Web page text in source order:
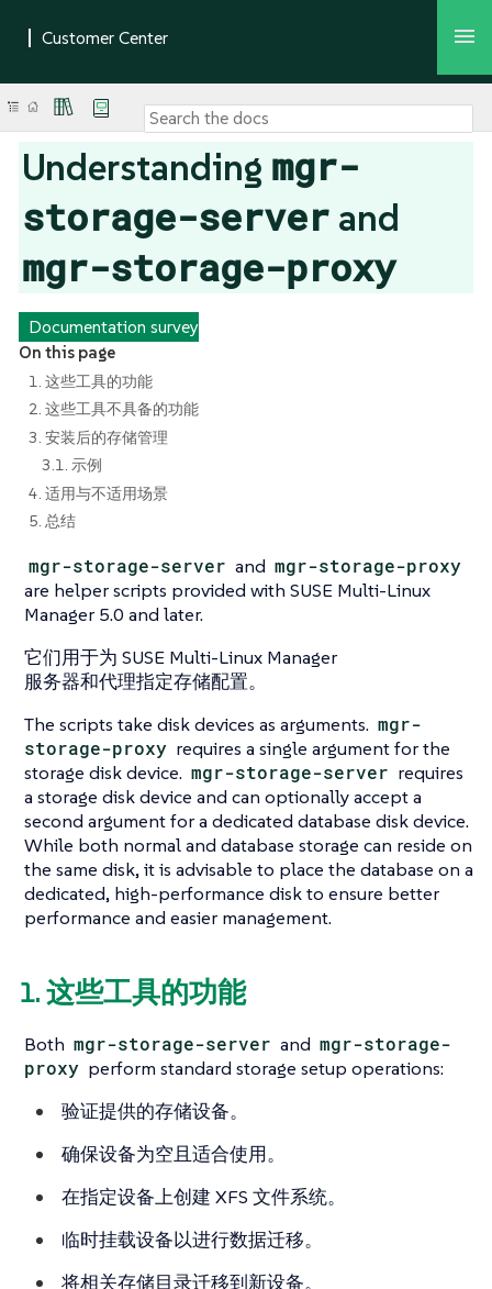
Understanding mgr-
storage-server and
mgr-storage-proxy
Documentation survey
On this page
1. 这些工具的功能
2. 这些工具不具备的功能
3. 安装后的存储管理
3.1. 示例
4. 适用与不适用场景
5. 总结
mgr-storage-server and mgr-storage-proxy
are helper scripts provided with SUSE Multi-Linux
Manager 5.0 and later.
它们用于为 SUSE Multi-Linux Manager
服务器和代理指定存储配置。
The scripts take disk devices as arguments. mgr-
storage-proxy requires a single argument for the
storage disk device. mgr-storage-server requires
a storage disk device and can optionally accept a
second argument for a dedicated database disk device.
While both normal and database storage can reside on
the same disk, it is advisable to place the database on a
dedicated, high-performance disk to ensure better
performance and easier management.
1. 这些工具的功能
Both mgr-storage-server and mgr-storage-
proxy perform standard storage setup operations:
验证提供的存储设备。
确保设备为空且适合使用。
在指定设备上创建 XFS 文件系统。
临时挂载设备以进行数据迁移。
将相关存储目录迁移到新设备。